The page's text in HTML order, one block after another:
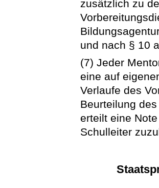
zusätzlich zu
und nach § 10
(7) Jeder
eine auf
Verlaufe des
Beurteilung
erteilt eine
Schulleiter